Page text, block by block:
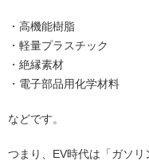
・高機能樹脂
・軽量プラスチック
・絶縁素材
・電子部品用化学材料
などです。
つまり、EV時代は「ガソ